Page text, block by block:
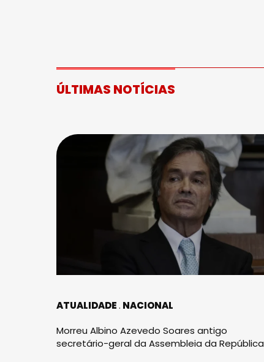
ÚLTIMAS NOTÍCIAS
ATUALIDADE NACIONAL
Morreu Albino Azevedo Soares antigo
secretário-geral da Assembleia da República